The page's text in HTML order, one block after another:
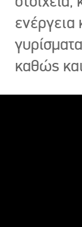
ενέργεια
καθώς